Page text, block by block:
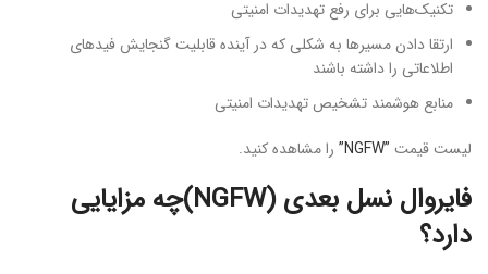
تکنیک‌هایی برای رفع تهدیدات امنیتی
ارتقا دادن مسیرها به شکلی که در آینده قابلیت گنجایش فیدهای
اطلاعاتی را داشته باشند
منابع هوشمند تشخیص تهدیدات امنیتی
لیست قیمت ”NGFW” را مشاهده کنید.
فایروال نسل بعدی (NGFW)چه مزایایی
دارد؟